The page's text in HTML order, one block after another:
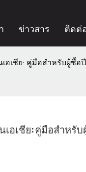
ข่าวสาร ติดต่
อเชีย: คู่มือสำหรับผู้ซื้อ
อเชีย: คู่มือสำหรั